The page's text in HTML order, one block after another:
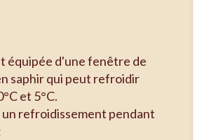
équipée d'une fenêtre de
saphir qui peut refroidir
et 5°C.
refroidissement pendant